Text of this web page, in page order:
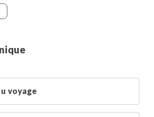
3* - chambre tippie deluxe
variété d'arbres, de plantes et
que des singes.
ainsi des bungalows spacieux en bois, à
primitive composée d'un mélange de
et de palmiers.
voyage